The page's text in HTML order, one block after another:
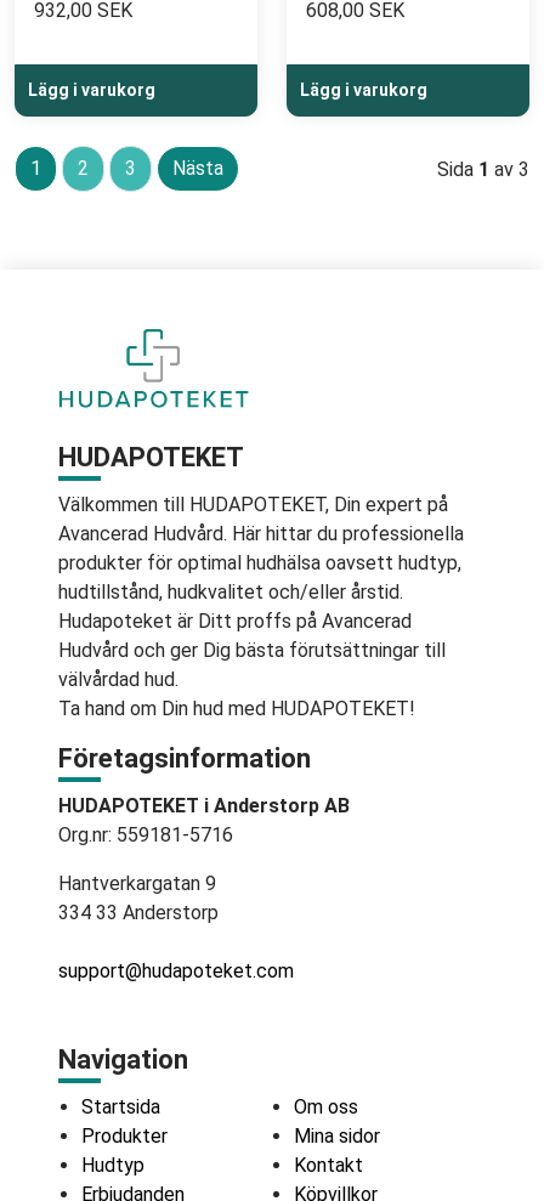
932,00 SEK
Lägg i varukorg
608,00 SEK
Lägg i varukorg
1 2 3 Nästa Sida 1 av 3
HUDAPOTEKET
Välkommen till HUDAPOTEKET, Din expert på
Avancerad Hudvård. Här hittar du professionella
produkter för optimal hudhälsa oavsett hudtyp,
hudtillstånd, hudkvalitet och/eller årstid.
Hudapoteket är Ditt proffs på Avancerad
Hudvård och ger Dig bästa förutsättningar till
välvårdad hud.
Ta hand om Din hud med HUDAPOTEKET!
Företagsinformation
HUDAPOTEKET i Anderstorp AB
Org.nr: 559181-5716
Hantverkargatan 9
334 33 Anderstorp
support@hudapoteket.com
Navigation
Startsida
Produkter
Hudtyp
Erbjudanden
Om oss
Mina sidor
Kontakt
Köpvillkor